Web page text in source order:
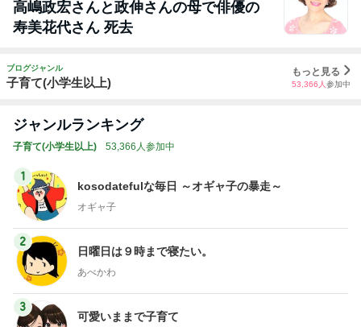
高嶋政宏さんと政伸さんの母で俳優の
寿美花代さん 死去
ブログジャンル
子育て(小学生以上)
もっと見る
53,366 人 参加中
ジャンルランキング
子育て(小学生以上) 53,366人参加中
1
kosodatefulな毎日 ～オギャ子の暴走～
オギャ子
2
日曜日は９時まで寝たい。
あべかわ
3
可愛いままで子育て